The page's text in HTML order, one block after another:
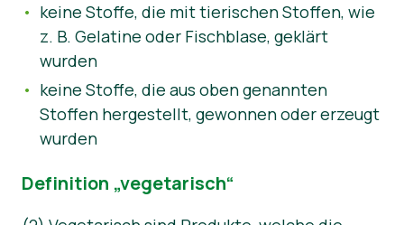
keine Stoffe, die mit tierischen Stoffen, wie
z. B. Gelatine oder Fischblase, geklärt
wurden
keine Stoffe, die aus oben genannten
Stoffen hergestellt, gewonnen oder erzeugt
wurden
Definition „vegetarisch“